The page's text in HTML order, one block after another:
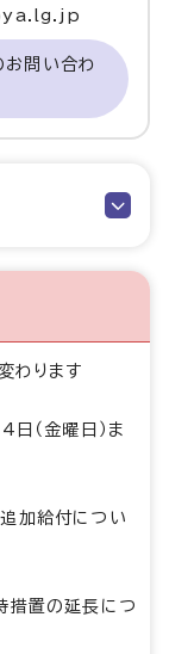
問い合わ
わります
（金曜日）ま
加給付につい
措置の延長につ